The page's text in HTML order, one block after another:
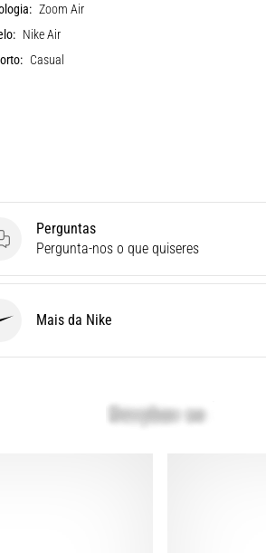
Zoom Air
Nike Air
Casual
Perguntas
Pergunta-nos o que quiseres
Mais da Nike